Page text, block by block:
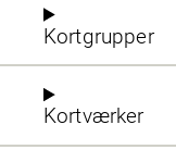
Kortgrupper
Kortværker